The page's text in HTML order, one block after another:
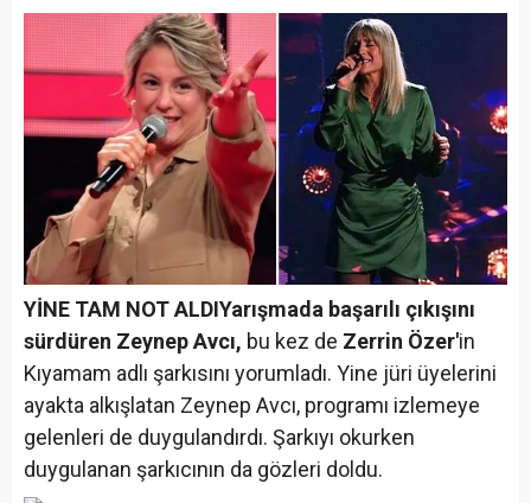
YİNE TAM NOT ALDIYarışmada başarılı çıkışını
sürdüren Zeynep Avcı, bu kez de Zerrin Özer'in
Kıyamam adlı şarkısını yorumladı. Yine jüri üyelerini
ayakta alkışlatan Zeynep Avcı, programı izlemeye
gelenleri de duygulandırdı. Şarkıyı okurken
duygulanan şarkıcının da gözleri doldu.